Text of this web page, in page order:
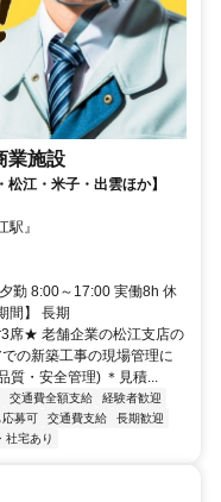
業施設
江・米子・出雲ほか】
』
勤 8:00～17:00 実働8h 休
間】 長期
席★ 老舗企業の松江支店の
の新築工事の現場管理に
・安全管理) ＊見積...
交通費全額支給
経験者歓迎
募可 交通費支給
長期歓迎
社宅あり